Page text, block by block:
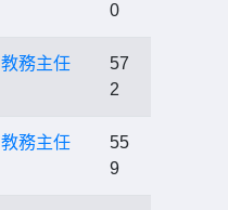
0
教務主任
57
2
教務主任
55
9